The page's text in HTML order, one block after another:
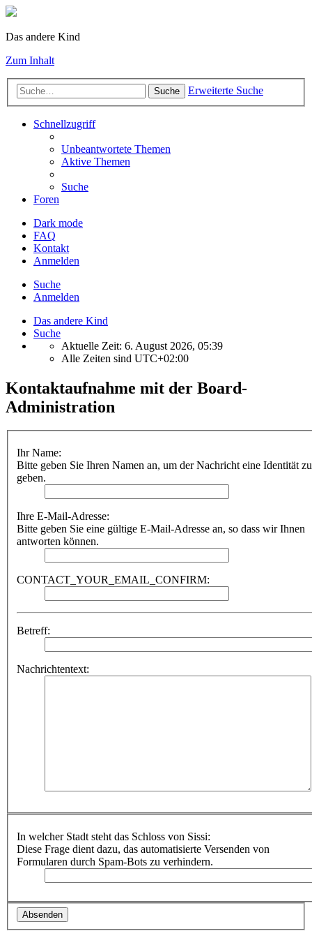
Das andere Kind
Zum Inhalt
Suche Erweiterte Suche
Schnellzugriff
Unbeantwortete Themen
Aktive Themen
Suche
Foren
Dark mode
FAQ
Kontakt
Anmelden
Suche
Anmelden
Das andere Kind
Suche
Aktuelle Zeit: 6. August 2026, 05:39
Alle Zeiten sind UTC+02:00
Kontaktaufnahme mit der Board-
Administration
Ihr Name:
Bitte geben Sie Ihren Namen an, um der Nachricht eine Identität zu
geben.
Ihre E-Mail-Adresse:
Bitte geben Sie eine gültige E-Mail-Adresse an, so dass wir Ihnen
antworten können.
CONTACT_YOUR_EMAIL_CONFIRM:
Betreff:
Nachrichtentext:
In welcher Stadt steht das Schloss von Sissi:
Diese Frage dient dazu, das automatisierte Versenden von
Formularen durch Spam-Bots zu verhindern.